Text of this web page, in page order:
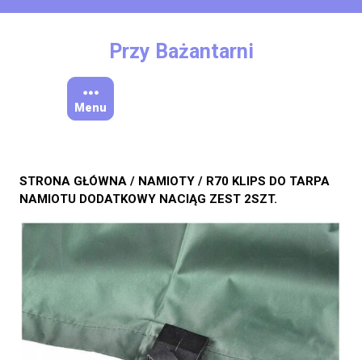
Przy Bażantarni
Menu
STRONA GŁÓWNA / NAMIOTY / R70 KLIPS DO TARPA
NAMIOTU DODATKOWY NACIĄG ZEST 2SZT.